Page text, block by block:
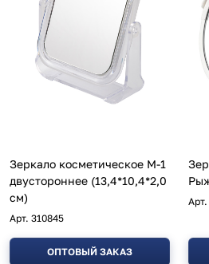
Зеркало косметическое M-1
двустороннее (13,4*10,4*2,0
см)
Арт. 310845
ОПТОВЫЙ ЗАКАЗ
Арт.